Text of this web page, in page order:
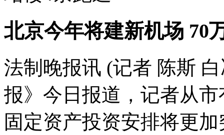
北京今年将建新机场 70
法制晚报讯 (记者 陈斯
报》今日报道，记者从
固定资产投资安排将更